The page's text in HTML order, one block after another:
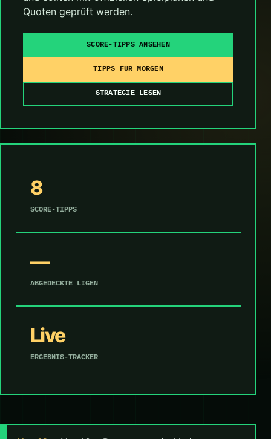
Quoten geprüft werden.
SCORE-TIPPS ANSEHEN
TIPPS FÜR MORGEN
STRATEGIE LESEN
8
SCORE-TIPPS
—
ABGEDECKTE LIGEN
Live
ERGEBNIS-TRACKER